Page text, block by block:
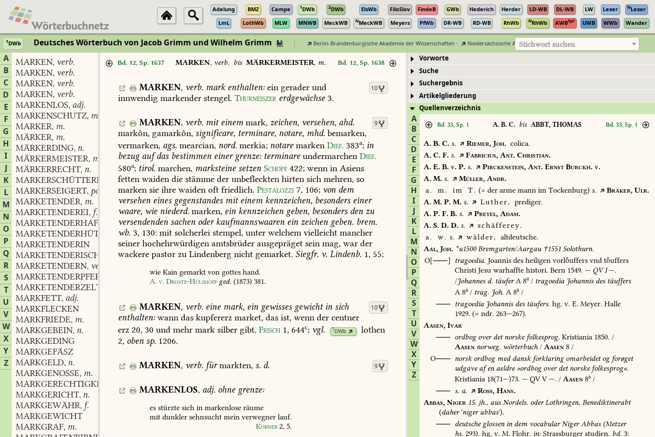
Adelung BMZ Campe 1DWb 2DWb ElsWb FiloSlov FindeB GWb Hederich Herder LD-WB DL-WB LW Lexer NLexer
LmL
LothWb MLW MNWB MeckWB NMeckWB Meyers PfWb DR-WB RD-WB RhWb NRhWb AWBSpl UWB WWb Wander
1DWb Deutsches Wörterbuch von Jacob Grimm und Wilhelm Grimm Berlin-Brandenburgische Akademie der Wissenschaften · Niedersächsische Akademie der Wissenschaften zu Göttingen
Stichwort suchen
A
B
C
D
E
F
G
H
I
J
K
L
M
N
O
P
Q
R
S
T
U
V
W
X
Y
Z
MARKEN, verb.
MARKEN, verb.
MARKEN, verb.
MARKEN, verb.
MARKENLOS, adj.
MARKENSCHUTZ, m.
MARKER, m.
MÄRKER, m.
MÄRKERDING, n.
MÄRKERMEISTER, m.
MÄRKERRECHT, n.
MARKERSCHÜTTERND
part.
MARKERSEIGERT, part.
MARKETENDER, m.
MARKETENDEREI, f.
MARKETENDERHAFT
adv.
MARKETENDERHÜTTE
MARKETENDERIN
MARKETENDERISCH
adj. und adv.
MARKETENDERN, verb.
MARKETENDERPFERD
MARKETENDERZELT
MARKFETT, adj.
MARKFLECKEN
MARKFRIEDE, m.
MARKGEBEIN, n.
MARKGEDING
MARKGEFÄSZ
MARKGELD, n.
MARKGENOSSE, m.
MARKGERECHTIGKEIT
MARKGERICHT, n.
MARKGEWÄHR, f.
MARKGEWICHT
MARKGRAF, m.
Bd. 12, Sp. 1637 MARKEN, verb. bis MÄRKERMEISTER, m. Bd. 12, Sp. 1638
10
MARKEN, verb. markenthalten:eingeraderund
innwendig markender stengel. Thurneiszer erdgewächse 3.
9
MARKEN, verb. miteinemmark, zeichen,versehen,ahd.
markôn, gamarkôn, significare, terminare, notare, mhd. bemarken,
vermarken, ags. mearcian, nord. merkia; notare marken Dief. 383a; in
bezugaufdas bestimmen einergrenze:terminare undermarchen Dief.
580a; tirol. marchen, marksteine setzen Schöpf 422; wenn in Asiens
fetten waiden die stämme der unbefleckten hirten sich mehren, so
marken sie ihre waiden oft friedlich. Pestalozzi 7, 106; von dem
versehen eines gegenstandes miteinem kennzeichen, besonders einer
waare, wie niederd. marken, ein kennzeichen geben, besonders den zu
versendenden sachen oderkaufmannswaaren ein zeichen geben. brem.
wb. 3, 130: mit solcherlei stempel, unter welchem vielleicht mancher
seiner hochehrwürdigen amtsbrüder ausgepräget sein mag, war der
wackere pastor zu Lindenberg nicht gemarket. Siegfr. v. Lindenb. 1, 55;
wie Kain gemarkt von gottes hand.
A. v. Droste-Hülshoff ged. (1873) 381.
10
MARKEN, verb. einemark,eingewissesgewichtinsich
enthalten:wann das kupfererz market, das ist, wenn der centner
erz 20, 30 und mehr mark silber gibt. Frisch 1, 644c; vgl. 1DWb
lothen
2, oben sp. 1206.
9
MARKEN, verb. fürmarkten, s.d.
MARKENLOS, adj. ohnegrenze:
es stürzte sich in markenlose räume
mit dunkler sehnsucht mein verwegner lauf.
Körner 2, 5.
Vorworte
Suche
Suchergebnis
Artikelgliederung
Quellenverzeichnis
A
B
C
D
E
F
G
H
I
J
K
L
M
N
O
P
Q
R
S
T
U
V
W
X
Y
Z
Bd. 33, Sp. 1 A. B. C. bis ABBT, THOMAS Bd. 33, Sp. 1
A. B. C. s. Riemer, Joh. colica.
A. C. F. s. Fabricius, Ant. Christian.
A. E. B. v. P. s. Pirckenstein, Ant. ErnstBurckh. v.
A. M. s. Müller, Andr.
a.
m. im T. (= der arme mann im Tockenburg) s. Bräker, Ulr.
A. M. P. M. s. Luther,
prediger.
A. P. F. B. s. Preyel, Adam.
A. S. D. D. s.
schäfferey.
a.
w. s. wälder,
altdeutsche.
Aal, Joh. *u1500Bremgarten/Aargau†1551 Solothurn.
O[⸺]
tragoedia. Joannis des heiligen vorluffers vnd tuffers
Christi Jesu warhaffte histori. Bern 1549. — QVI—.
/Johannes d. täuferA 8a/ tragoedia Johannis des täuffers
A 8a/ trag. Joh. A 8a/
⸺ tragoedia Johannis des täufers. hg. v. E. Meyer. Halle
1929. (= ndr. 263—267).
Aasen, Ivar
⸺ ordbogoverdetnorskefolkesprog. Kristiania 1850. /
Aasen norweg. wörterbuch/ Aasen 8 /
O⸺ norskordbogmeddanskforklaringomarbeidetogforøget
udgaveafenaeldre»ordbogoverdetnorskefolkesprog«.
Kristiania 18(71—)73. — QVV—. / Aasen 8a/
⸺ s. a. Ross, Hans.
Abbas, Niger 15. jh., aus Nordels. oderLothringen, Benediktinerabt
(daher'nigerabbas').
⸺ deutscheglossenindem vocabularNigerAbbas (Metzer
hs. 293). hg. v. M. Flohr. in: Strassburger studien. bd. 3: